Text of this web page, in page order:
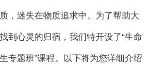
，迷失在物质追求中。为了帮助大
到心灵的归宿，我们特开设了“生命
专题班”课程。以下将为您详细介绍